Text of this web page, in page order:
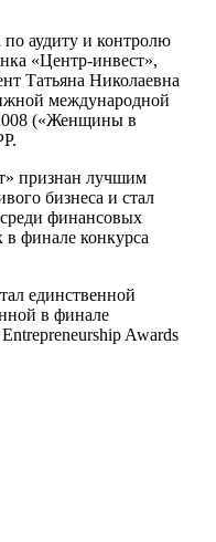
по аудиту и контролю
«Центр-инвест»,
Татьяна Николаевна
международной
(«Женщины в
признан лучшим
бизнеса и стал
финансовых
финале конкурса
единственной
в финале
Awards